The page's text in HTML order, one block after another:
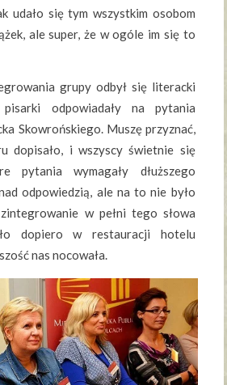
udało się tym wszystkim osobom
ale super, że w ogóle im się to
grupy odbył się literacki
odpowiadały na pytania
Skowrońskiego. Muszę przyznać,
dopisało, i wszyscy świetnie się
pytania wymagały dłuższego
odpowiedzią, ale na to nie było
w pełni tego słowa
dopiero w restauracji hotelu
nas nocowała.